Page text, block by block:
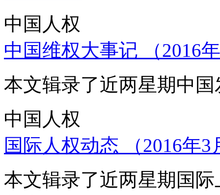
中国人权
中国维权大事记 （2016
本文辑录了近两星期中
中国人权
国际人权动态 （2016年
本文辑录了近两星期国